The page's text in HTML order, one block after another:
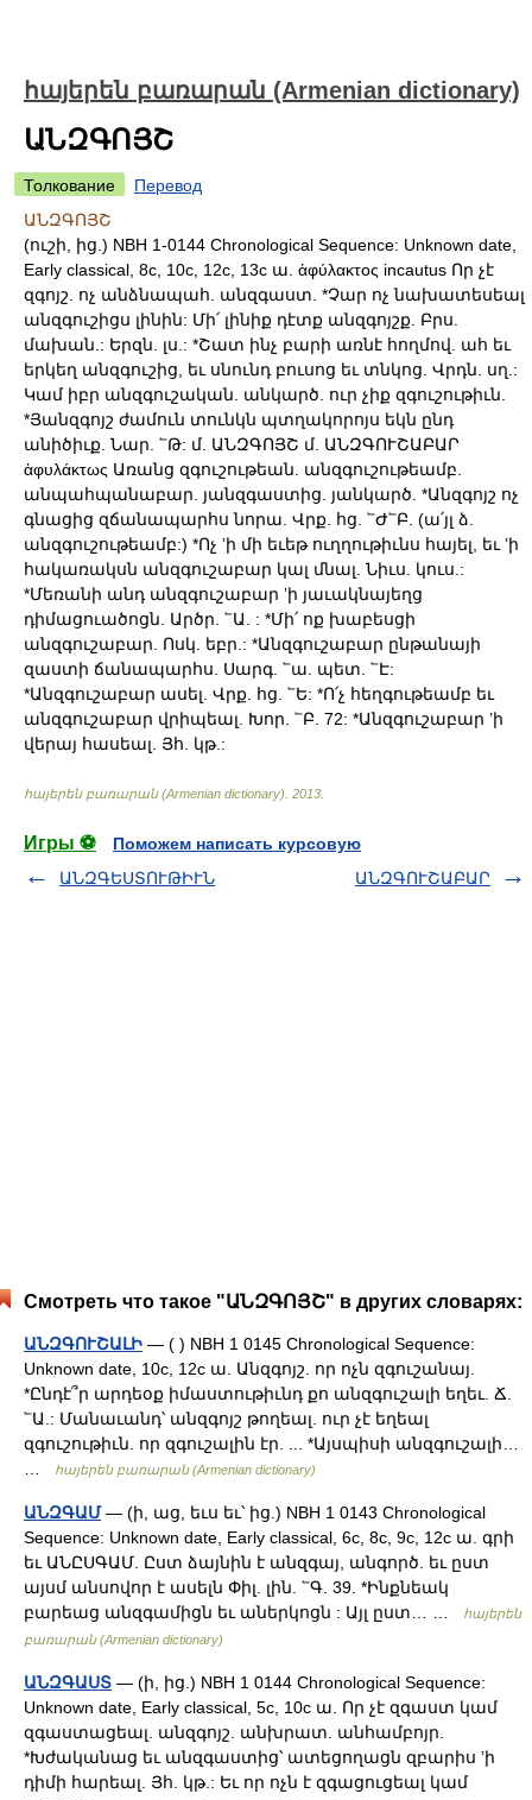
հայերեն բառարան (Armenian dictionary)
ԱՆԶԳՈՅՇ
Толкование
Перевод
ԱՆԶԳՈՅՇ
(ուշի, ից.) NBH 1-0144 Chronological Sequence: Unknown date,
Early classical, 8c, 10c, 12c, 13c ա. ἁφύλακτος incautus Որ չէ
զգոյշ. ոչ անձնապահ. անզգաստ. *Չար ոչ նախատեսեալ
անզգուշիցս լինին: Մի՛ լինիք դէտք անզգոյշք. Բրս.
մախան.: Երզն. լս.: *Շատ ինչ բարի առնէ հողմով. ահ եւ
երկեղ անզգուշից, եւ սնունդ բուսոց եւ տնկոց. Վրդն. սղ.:
Կամ իբր անզգուշական. անկարծ. ուր չիք զգուշութիւն.
*Յանզգոյշ ժամուն տունկն պտղակորոյս եկն ընդ
անիծիւք. Նար. ՟Թ: մ. ԱՆԶԳՈՅՇ մ. ԱՆԶԳՈՒՇԱԲԱՐ
ἁφυλάκτως Առանց զգուշութեան. անզգուշութեամբ.
անպահպանաբար. յանզգաստից. յանկարծ. *Անզգոյշ ոչ
գնացից զճանապարհս նորա. Վրք. հց. ՟Ժ՟Բ. (ա՛յլ ձ.
անզգուշութեամբ:) *Ոչ ʼի մի եւեթ ուղղութիւնս հայել, եւ ʼի
հակառակսն անզգուշաբար կալ մնալ. Նիւս. կուս.:
*Մեռանի անդ անզգուշաբար ʼի յաւակնայեղց
դիմացուածոցն. Արծր. ՟Ա. : *Մի՛ ոք խաբեսցի
անզգուշաբար. Ոսկ. եբր.: *Անզգուշաբար ընթանայի
զաստի ճանապարհս. Սարգ. ՟ա. պետ. ՟Է:
*Անզգուշաբար ասել. Վրք. հց. ՟Ե: *Ո՛չ հեղգութեամբ եւ
անզգուշաբար վրիպեալ. Խոր. ՟Բ. 72: *Անզգուշաբար ʼի
վերայ հասեալ. Յհ. կթ.:
հայերեն բառարան (Armenian dictionary) 2013
Игры ⚽
Поможем написать курсовую
ԱՆԶԳԵՍՏՈՒԹԻՒՆ
ԱՆԶԳՈՒՇԱԲԱՐ
Смотреть что такое "ԱՆԶԳՈՅՇ" в других словарях:
ԱՆԶԳՈՒՇԱԼԻ — ( ) NBH 1 0145 Chronological Sequence:
Unknown date, 10c, 12c ա. Անզգոյշ. որ ոչն զգուշանայ.
*Ընդէ՞ր արդեօք իմաստութիւնդ քո անզգուշալի եղեւ. Ճ.
՟Ա.: Մանաւանդ՝ անզգոյշ թողեալ. ուր չէ եղեալ
զգուշութիւն. որ զգուշալին էր. ... *Այսպիսի անզգուշալի…
հայերեն բառարան (Armenian dictionary)
ԱՆԶԳԱՄ— (ի, աց, եւս եւ՝ ից.) NBH 1 0143 Chronological
Sequence: Unknown date, Early classical, 6c, 8c, 9c, 12c ա. գրի
եւ ԱՆԸՍԳԱՄ. Ըստ ձայնին է անզգայ, անգործ. եւ ըստ
այսմ անսովոր է ասելն Փիլ. լին. ՟Գ. 39. *Ինքնեակ
բարեաց անզգամիցն եւ աներկոցն : Այլ ըստ… …
հայերեն
բառարան (Armenian dictionary)
ԱՆԶԳԱՍՏ — (ի, ից.) NBH 1 0144 Chronological Sequence:
Unknown date, Early classical, 5c, 10c ա. Որ չէ զգաստ կամ
զգաստացեալ. անզգոյշ. անխրատ. անհամբոյր.
*Խժականաց եւ անզգաստից՝ ատեցողացն զբարիս ʼի
դիմի հարեալ. Յհ. կթ.: Եւ որ ոչն է զգացուցեալ կամ